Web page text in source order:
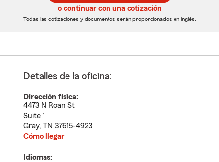
5
dígitos
5
dígitos
o continuar con una cotización
Todas las cotizaciones y documentos serán proporcionados en inglés.
Detalles de la oficina:
Dirección física:
4473 N Roan St
Suite 1
Gray, TN 37615-4923
Cómo llegar
Idiomas: